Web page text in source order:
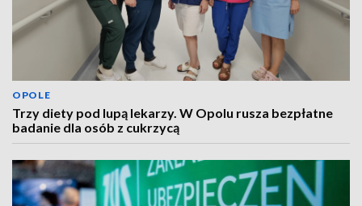
OPOLE
Trzy diety pod lupą lekarzy. W Opolu rusza bezpłatne
badanie dla osób z cukrzycą